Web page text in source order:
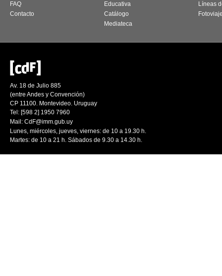
FAQ
Contacto
Educativa
Catálogo
Mediateca
Líneas
Av. 18 de Julio 885
(entre Andes y Convención)
CP 11100. Montevideo. Uruguay
Tel: [598 2] 1950 7960
Mail: CdF@imm.gub.uy
Lunes, miércoles, jueves, viernes: de 10 a 19.30 h.
Martes: de 10 a 21 h. Sábados de 9.30 a 14.30 h.